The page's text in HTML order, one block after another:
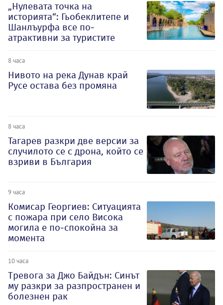
„Нулевата точка на
историята“: Гьобеклитепе и
Шанлъурфа все по-
атрактивни за туристите
8 часа
Нивото на река Дунав край
Русе остава без промяна
8 часа
Тагарев разкри две версии за
случилото се с дрона, който се
взриви в България
9 часа
Комисар Георгиев: Ситуацията
с пожара при село Висока
могила е по-спокойна за
момента
10 часа
Тревога за Джо Байдън: Синът
му разкри за разпространен и
болезнен рак